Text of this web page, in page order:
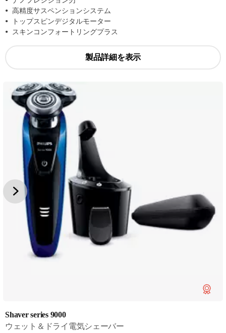
高精度サスペンションシステム
トップスピンデジタルモーター
スキンコンフォートリングプラス
製品詳細を表示
Shaver series 9000
ウェット＆ドライ電気シェーバー